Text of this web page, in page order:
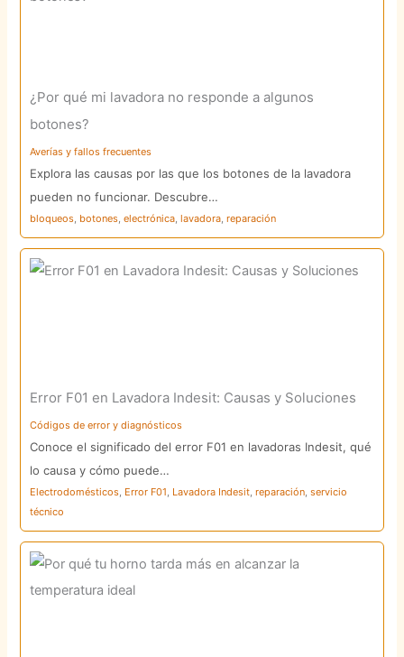
¿Por qué mi lavadora no responde a algunos
botones?
Averías y fallos frecuentes
Explora las causas por las que los botones de la lavadora
pueden no funcionar. Descubre…
bloqueos, botones,electrónica,lavadora,reparación
Error F01 en Lavadora Indesit: Causas y Soluciones
Códigos de error y diagnósticos
Conoce el significado del error F01 en lavadoras Indesit, qué
lo causa y cómo puede…
Electrodomésticos, Error F01, Lavadora Indesit,reparación,servicio
técnico